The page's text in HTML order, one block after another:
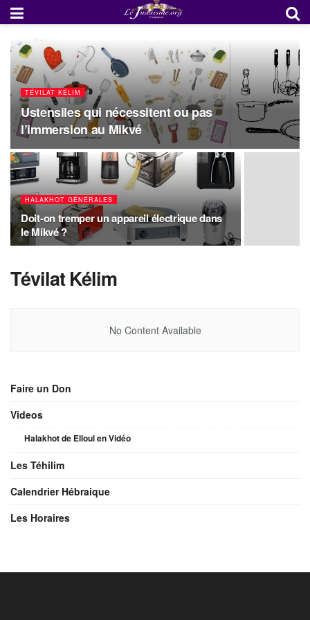
TÉVILAT KÉLIM
Ustensiles qui nécessitent ou pas
l’immersion au Mikvé
HALAKHOT GÉNÉRALES
Doit-on tremper un appareil électrique dans
le Mikvé ?
Tévilat Kélim
No Content Available
Faire un Don
Videos
Halakhot de Elloul en Vidéo
Les Téhilim
Calendrier Hébraique
Les Horaires